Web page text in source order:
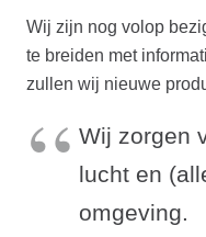
Wij zijn nog volop
te breiden met
zullen wij nieuwe
Wij zorgen
lucht en
omgeving.